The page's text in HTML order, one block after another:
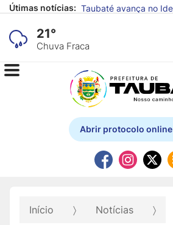
Útimas notícias:
21°
Chuva Fraca
Abrir protocolo online
Início Notícias